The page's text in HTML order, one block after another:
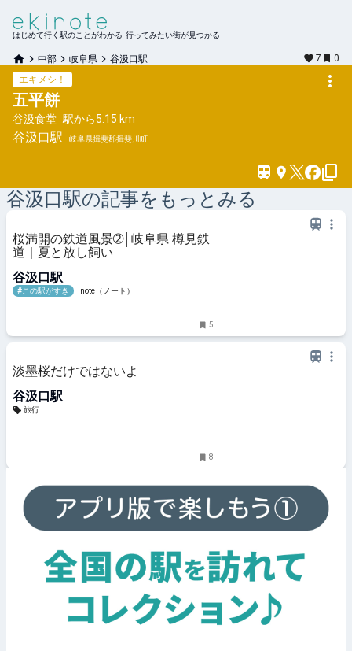
はじめて行く駅のことがわかる 行ってみたい街が見つかる
中部 岐阜県 谷汲口駅 7
0
エキメシ！
五平餅
谷汲食堂 駅から5.15 km
谷汲口駅 岐阜県揖斐郡揖斐川町
谷汲口駅の記事をもっとみる
桜満開の鉄道風景➁│岐阜県 樽見鉄
道｜夏と放し飼い
谷汲口駅
#この駅がすき note（ノート）
5
淡墨桜だけではないよ
谷汲口駅
旅行
8